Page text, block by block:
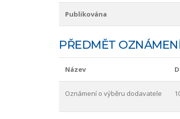
Publikována
PŘEDMĚT
Název
Oznámení o výběru dodavatele